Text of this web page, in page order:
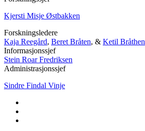
Kjersti Misje Østbakken
Forskningsledere
Kaja Reegård, Beret Bråten, & Ketil Bråthen
Informasjonssjef
Stein Roar Fredriksen
Administrasjonssjef
Sindre Findal Vinje